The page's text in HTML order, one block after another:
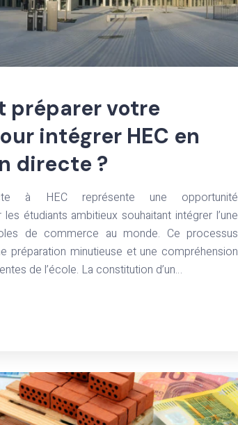
préparer votre
intégrer HEC en
directe ?
à HEC représente une opportunité
étudiants ambitieux souhaitant intégrer l’une
de commerce au monde. Ce processus
préparation minutieuse et une compréhension
de l’école. La constitution d’un…